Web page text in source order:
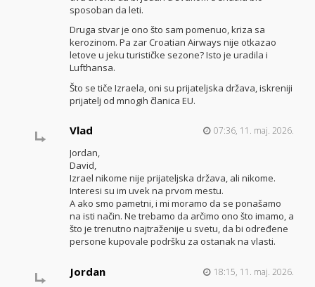
sposoban da leti.
Druga stvar je ono što sam pomenuo, kriza sa
kerozinom. Pa zar Croatian Airways nije otkazao
letove u jeku turističke sezone? Isto je uradila i
Lufthansa.
Što se tiče Izraela, oni su prijateljska država, iskreniji
prijatelj od mnogih članica EU.
Vlad 07:36, 11. maj. 2026.
Jordan,
David,
Izrael nikome nije prijateljska država, ali nikome.
Interesi su im uvek na prvom mestu.
A ako smo pametni, i mi moramo da se ponašamo
na isti način. Ne trebamo da arčimo ono što imamo, a
što je trenutno najtraženije u svetu, da bi određene
persone kupovale podršku za ostanak na vlasti.
Jordan 18:15, 11. maj. 2026.